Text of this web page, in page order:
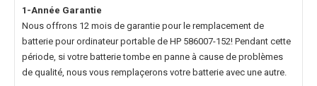
1-Année Garantie
Nous offrons 12 mois de garantie pour le remplacement de
batterie pour ordinateur portable de HP 586007-152! Pendant cette
période, si votre batterie tombe en panne à cause de problèmes
de qualité, nous vous remplaçerons votre batterie avec une autre.